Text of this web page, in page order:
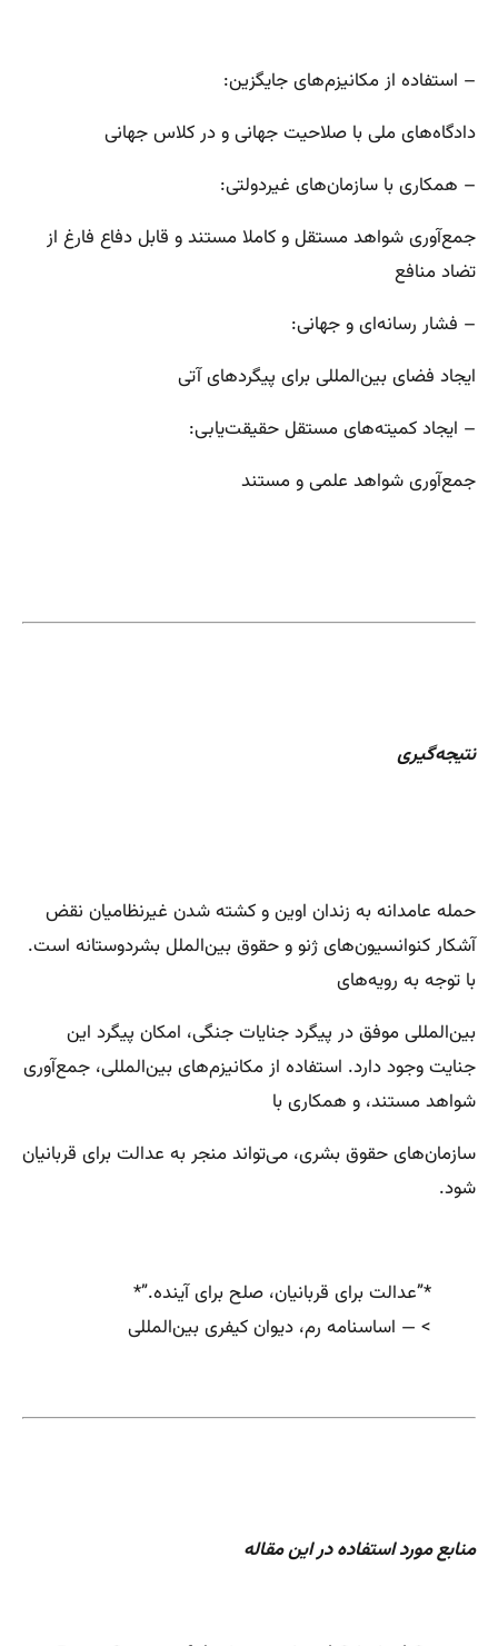
– استفاده از مکانیزم‌های جایگزین:
دادگاه‌های ملی با صلاحیت جهانی و در کلاس جهانی
– همکاری با سازمان‌های غیردولتی:
جمع‌آوری شواهد مستقل و کاملا مستند و قابل دفاع فارغ از
تضاد منافع
– فشار رسانه‌ای و جهانی:
ایجاد فضای بین‌المللی برای پیگردهای آتی
– ایجاد کمیته‌های مستقل حقیقت‌یابی:
جمع‌آوری شواهد علمی و مستند
نتیجه‌گیری
حمله عامدانه به زندان اوین و کشته شدن غیرنظامیان نقض
آشکار کنوانسیون‌های ژنو و حقوق بین‌الملل بشردوستانه است.
با توجه به رویه‌های
بین‌المللی موفق در پیگرد جنایات جنگی، امکان پیگرد این
جنایت وجود دارد. استفاده از مکانیزم‌های بین‌المللی، جمع‌آوری
شواهد مستند، و همکاری با
سازمان‌های حقوق بشری، می‌تواند منجر به عدالت برای قربانیان
شود.
*”عدالت برای قربانیان، صلح برای آینده.”*
> — اساسنامه رم، دیوان کیفری بین‌المللی
منابع مورد استفاده در این مقاله